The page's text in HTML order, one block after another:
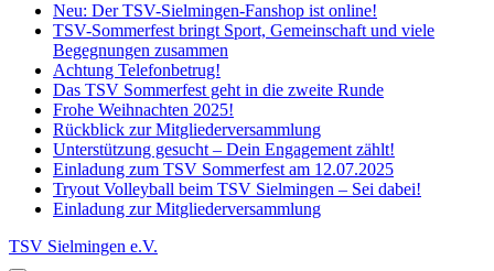
Neu: Der TSV-Sielmingen-Fanshop ist online!
TSV-Sommerfest bringt Sport, Gemeinschaft und viele
Begegnungen zusammen
Achtung Telefonbetrug!
Das TSV Sommerfest geht in die zweite Runde
Frohe Weihnachten 2025!
Rückblick zur Mitgliederversammlung
Unterstützung gesucht – Dein Engagement zählt!
Einladung zum TSV Sommerfest am 12.07.2025
Tryout Volleyball beim TSV Sielmingen – Sei dabei!
Einladung zur Mitgliederversammlung
TSV Sielmingen e.V.